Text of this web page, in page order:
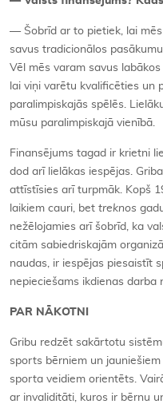
— Šobrīd ar to pietiek, lai
savus tradicionālos
Vēl mēs varam savus
lai viņi varētu kvalificēties un
paralimpiskajās spēlēs.
mūsu paralimpiskajā vienībā.
Finansējums tagad ir krietni
dod arī lielākas iespējas.
attīstīsies arī turpmāk. Kopš
laikiem cauri, bet treknos
nežēlojamies arī šobrīd, ka
citām sabiedriskajām
naudas, ir iespējas piesaistīt
nepieciešams ikdienas darba
PAR NĀKOTNI
Gribu redzēt sakārtotu
sports bērniem un
sporta veidiem orientēts.
ar invaliditāti, kuros ir bērnu